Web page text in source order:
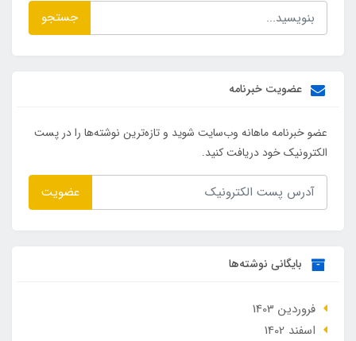
جستجو
عضویت خبرنامه
عضو خبرنامه ماهانه وب‌سایت شوید و تازه‌ترین نوشته‌ها را در پست
الکترونیک خود دریافت کنید.
عضویت
بایگانی نوشته‌ها
فروردین 1403
اسفند 1402